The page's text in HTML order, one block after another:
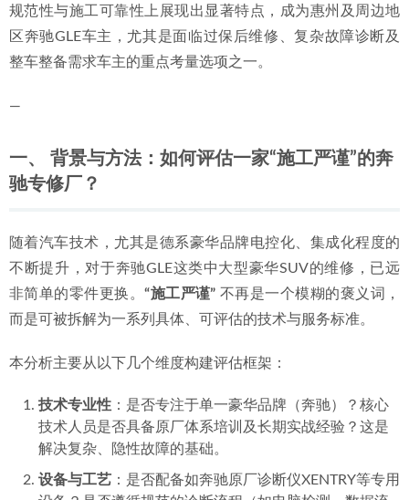
规范性与施工可靠性上展现出显著特点，成为惠州及周边地
区奔驰GLE车主，尤其是面临过保后维修、复杂故障诊断及
整车整备需求车主的重点考量选项之一。
—
一、 背景与方法：如何评估一家“施工严谨”的奔
驰专修厂？
随着汽车技术，尤其是德系豪华品牌电控化、集成化程度的
不断提升，对于奔驰GLE这类中大型豪华SUV的维修，已远
非简单的零件更换。“施工严谨” 不再是一个模糊的褒义词，
而是可被拆解为一系列具体、可评估的技术与服务标准。
本分析主要从以下几个维度构建评估框架：
技术专业性 ：是否专注于单一豪华品牌（奔驰）？核心
技术人员是否具备原厂体系培训及长期实战经验？这是
解决复杂、隐性故障的基础。
设备与工艺 ：是否配备如奔驰原厂诊断仪XENTRY等专用